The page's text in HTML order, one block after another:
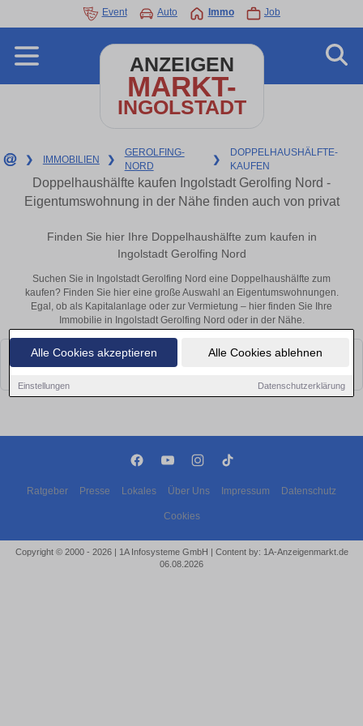
Alle Cookies akzeptieren Alle Cookies ablehnen
Einstellungen Datenschutzerklärung
Event Auto Immo Job
ANZEIGEN
MARKT-
INGOLSTADT
❯ IMMOBILIEN ❯
GEROLFING-
NORD
❯
DOPPELHAUSHÄLFTE-
KAUFEN
Doppelhaushälfte kaufen Ingolstadt Gerolfing Nord -
Eigentumswohnung in der Nähe finden auch von privat
Finden Sie hier Ihre Doppelhaushälfte zum kaufen in
Ingolstadt Gerolfing Nord
Suchen Sie in Ingolstadt Gerolfing Nord eine Doppelhaushälfte zum
kaufen? Finden Sie hier eine große Auswahl an Eigentumswohnungen.
Egal, ob als Kapitalanlage oder zur Vermietung – hier finden Sie Ihre
Immobilie in Ingolstadt Gerolfing Nord oder in der Nähe.
Leider konnten wir derzeit keine passenden Objekte finden. Schauen Sie
Ratgeber Presse Lokales Über Uns Impressum Datenschutz
Cookies
Copyright © 2000 - 2026 | 1A Infosysteme GmbH | Content by: 1A-Anzeigenmarkt.de
06.08.2026